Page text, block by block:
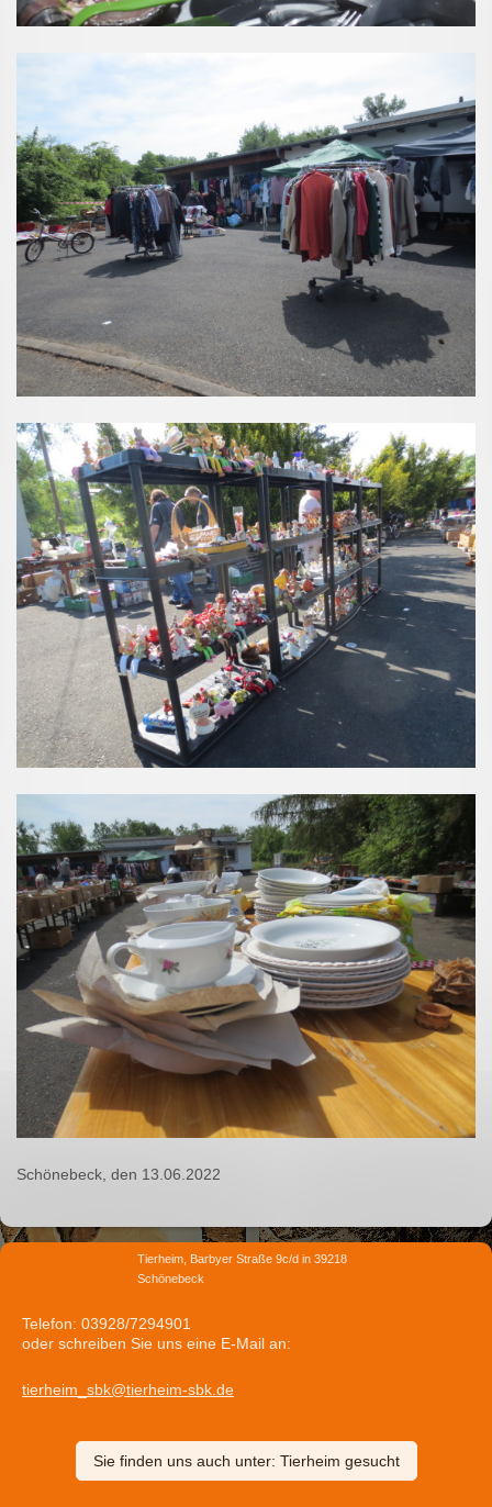
Schönebeck, den 13.06.2022
Tierheim, Barbyer Straße 9c/d in 39218
Schönebeck
Telefon: 03928/7294901
oder schreiben Sie uns eine E-Mail an:
tierheim_sbk@tierheim-sbk.de
Sie finden uns auch unter: Tierheim gesucht